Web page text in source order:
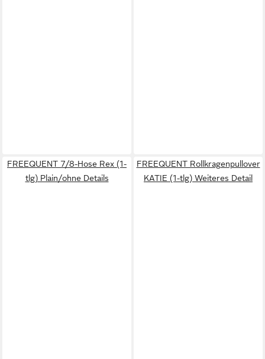
FREEQUENT 7/8-Hose Rex (1-
tlg) Plain/ohne Details
FREEQUENT Rollkragenpullover
KATIE (1-tlg) Weiteres Detail